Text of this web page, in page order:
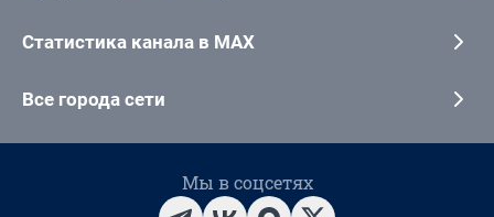
Статистика канала в MAX
Все города сети
Мы в соцсетях